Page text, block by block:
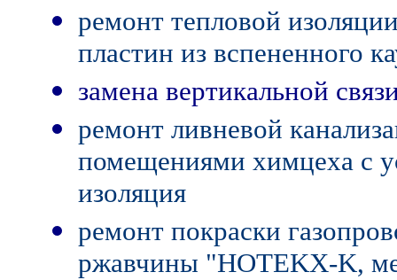
ремонт тепловой
пластин из вспененного
замена вертикальной
ремонт ливневой
помещениями химцеха с
изоляция
ремонт покраски
ржавчины "HOTEKX-K,